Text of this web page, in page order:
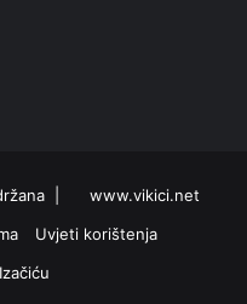
|
www.vikici.net
Uvjeti korištenja